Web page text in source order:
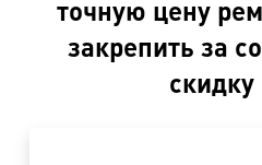
точную цену
закрепить за
скидку